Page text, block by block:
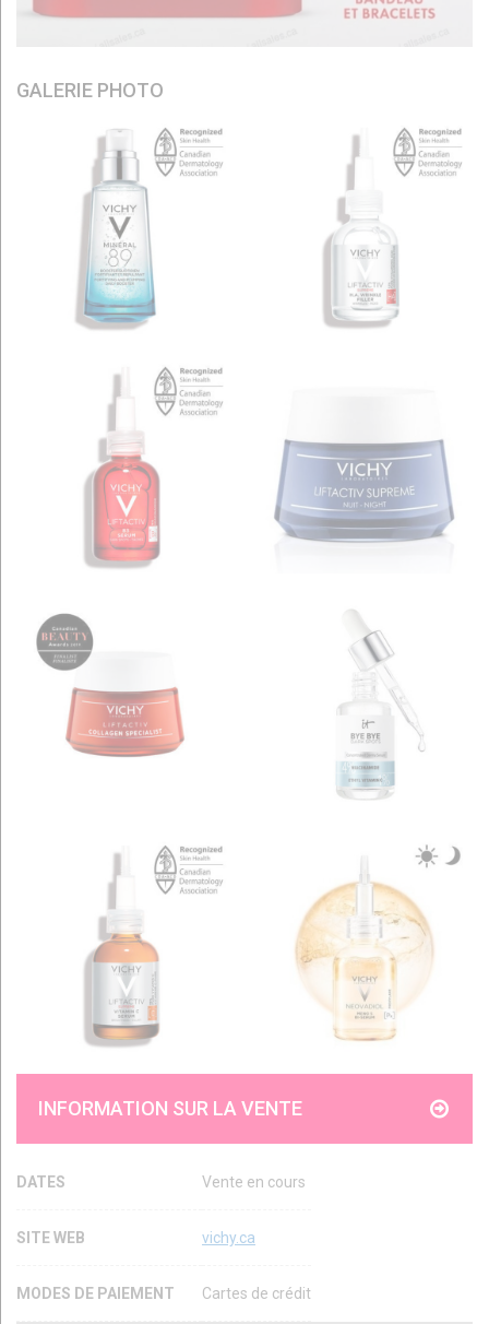
GALERIE PHOTO
INFORMATION SUR LA VENTE
DATES Vente en cours
SITE WEB vichy.ca
MODES DE PAIEMENT Cartes de crédit